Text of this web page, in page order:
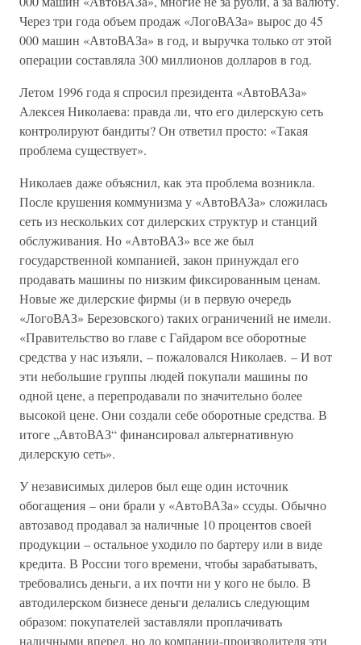
Через три года объем продаж «ЛогоВАЗа» вырос до 45
000 машин «АвтоВАЗа» в год, и выручка только от этой
операции составляла 300 миллионов долларов в год.
Летом 1996 года я спросил президента «АвтоВАЗа»
Алексея Николаева: правда ли, что его дилерскую сеть
контролируют бандиты? Он ответил просто: «Такая
проблема существует».
Николаев даже объяснил, как эта проблема возникла.
После крушения коммунизма у «АвтоВАЗа» сложилась
сеть из нескольких сот дилерских структур и станций
обслуживания. Но «АвтоВАЗ» все же был
государственной компанией, закон принуждал его
продавать машины по низким фиксированным ценам.
Новые же дилерские фирмы (и в первую очередь
«ЛогоВАЗ» Березовского) таких ограничений не имели.
«Правительство во главе с Гайдаром все оборотные
средства у нас изъяли, – пожаловался Николаев. – И вот
эти небольшие группы людей покупали машины по
одной цене, а перепродавали по значительно более
высокой цене. Они создали себе оборотные средства. В
итоге „АвтоВАЗ“ финансировал альтернативную
дилерскую сеть».
У независимых дилеров был еще один источник
обогащения – они брали у «АвтоВАЗа» ссуды. Обычно
автозавод продавал за наличные 10 процентов cвоей
продукции – остальное уходило по бартеру или в виде
кредита. В России того времени, чтобы зарабатывать,
требовались деньги, а их почти ни у кого не было. В
автодилерском бизнесе деньги делались следующим
образом: покупателей заставляли проплачивать
наличными вперед, но до компании-производителя эти